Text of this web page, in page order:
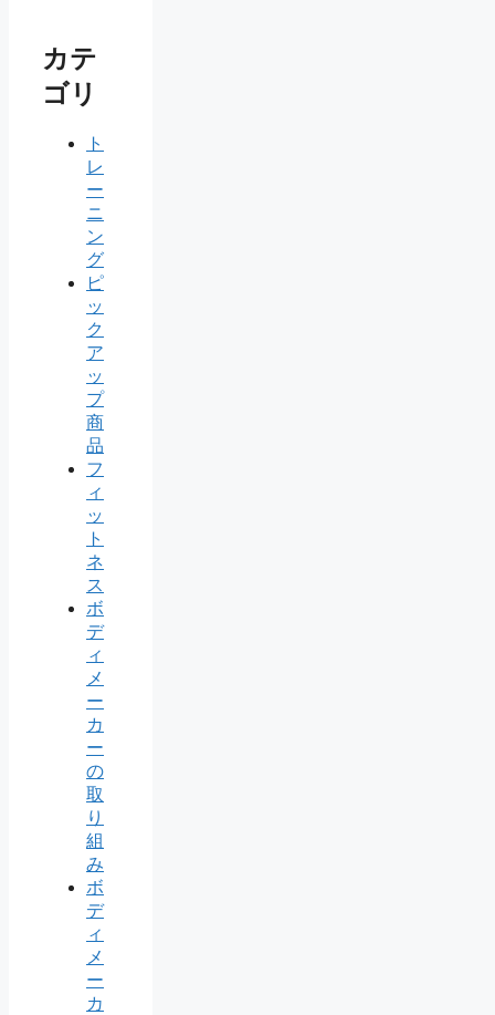
カテ
ゴリ
ト
レ
ー
ニ
ン
グ
ピ
ッ
ク
ア
ッ
プ
商
品
フ
ィ
ッ
ト
ネ
ス
ボ
デ
ィ
メ
ー
カ
ー
の
取
り
組
み
ボ
デ
ィ
メ
ー
カ